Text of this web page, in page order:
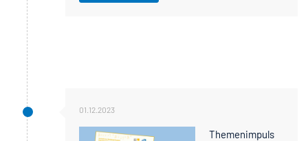
01.12.2023
Themenimpuls